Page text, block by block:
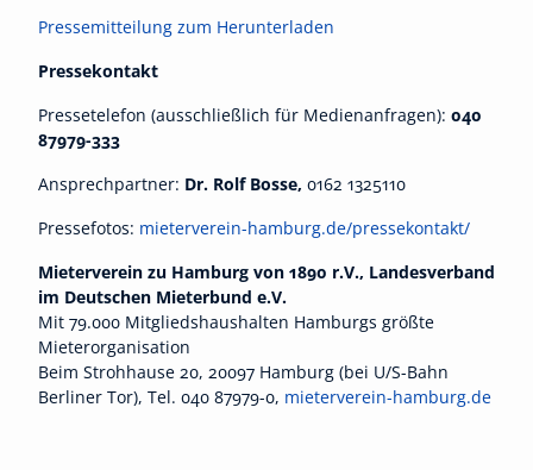
Pressemitteilung zum Herunterladen
Pressekontakt
Pressetelefon (ausschließlich für Medienanfragen): 040
87979-333
Ansprechpartner: Dr. Rolf Bosse, 0162 1325110
Pressefotos: mieterverein-hamburg.de/pressekontakt/
Mieterverein zu Hamburg von 1890 r.V., Landesverband
im Deutschen Mieterbund e.V.
Mit 79.000 Mitgliedshaushalten Hamburgs größte
Mieterorganisation
Beim Strohhause 20, 20097 Hamburg (bei U/S-Bahn
Berliner Tor), Tel. 040 87979-0, mieterverein-hamburg.de